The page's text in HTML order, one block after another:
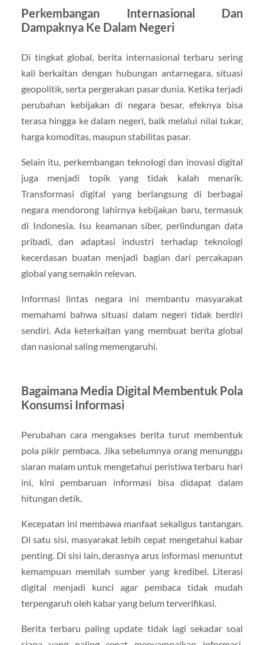
Perkembangan Internasional Dan
Dampaknya Ke Dalam Negeri
Di tingkat global, berita internasional terbaru sering
kali berkaitan dengan hubungan antarnegara, situasi
geopolitik, serta pergerakan pasar dunia. Ketika terjadi
perubahan kebijakan di negara besar, efeknya bisa
terasa hingga ke dalam negeri, baik melalui nilai tukar,
harga komoditas, maupun stabilitas pasar.
Selain itu, perkembangan teknologi dan inovasi digital
juga menjadi topik yang tidak kalah menarik.
Transformasi digital yang berlangsung di berbagai
negara mendorong lahirnya kebijakan baru, termasuk
di Indonesia. Isu keamanan siber, perlindungan data
pribadi, dan adaptasi industri terhadap teknologi
kecerdasan buatan menjadi bagian dari percakapan
global yang semakin relevan.
Informasi lintas negara ini membantu masyarakat
memahami bahwa situasi dalam negeri tidak berdiri
sendiri. Ada keterkaitan yang membuat berita global
dan nasional saling memengaruhi.
Bagaimana Media Digital Membentuk Pola
Konsumsi Informasi
Perubahan cara mengakses berita turut membentuk
pola pikir pembaca. Jika sebelumnya orang menunggu
siaran malam untuk mengetahui peristiwa terbaru hari
ini, kini pembaruan informasi bisa didapat dalam
hitungan detik.
Kecepatan ini membawa manfaat sekaligus tantangan.
Di satu sisi, masyarakat lebih cepat mengetahui kabar
penting. Di sisi lain, derasnya arus informasi menuntut
kemampuan memilah sumber yang kredibel. Literasi
digital menjadi kunci agar pembaca tidak mudah
terpengaruh oleh kabar yang belum terverifikasi.
Berita terbaru paling update tidak lagi sekadar soal